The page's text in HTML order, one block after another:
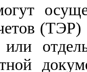
ос
(ТЭР)
или отд
й